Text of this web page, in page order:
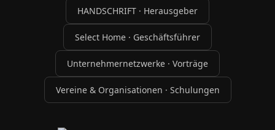
HANDSCHRIFT · Herausgeber
Select Home · Geschäftsführer
Unternehmernetzwerke · Vorträge
Vereine & Organisationen · Schulungen